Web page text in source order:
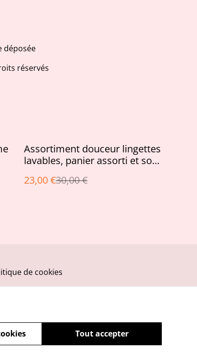
déposée
réservés
%
Assortiment douceur lingettes
lavables, panier assorti et son
23,00 €30,00 €
de cookies
Tout accepter